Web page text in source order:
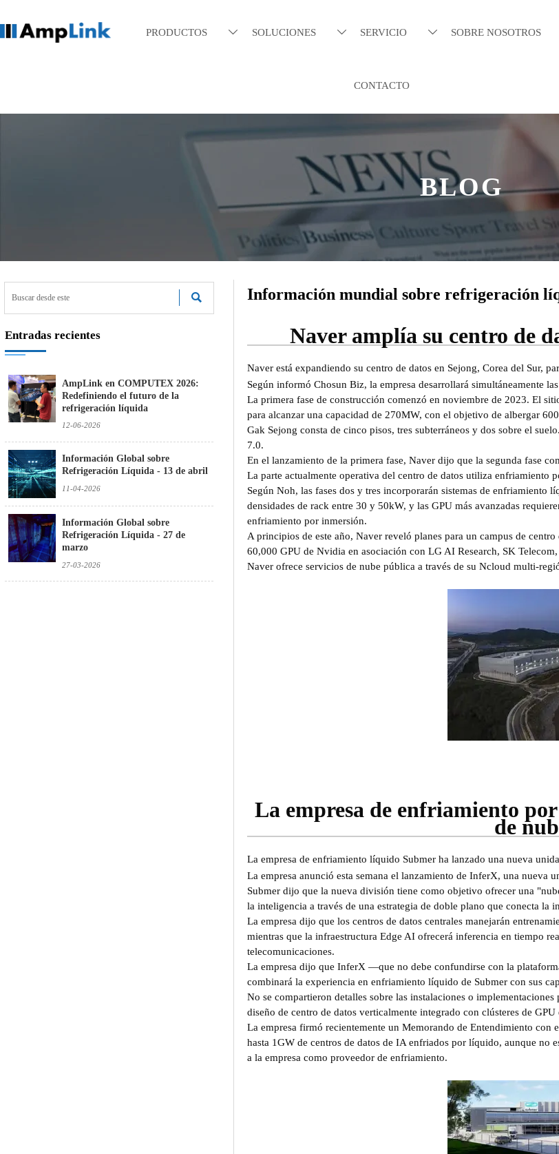
PRODUCTOS  SOLUCIONES  SERVICIO  SOBRE NOSOTROS
CONTACTO
BLOG

Entradas recientes
AmpLink en COMPUTEX 2026:
Redefiniendo el futuro de la
refrigeración líquida
12-06-2026
Información Global sobre
Refrigeración Líquida - 13 de abril
11-04-2026
Información Global sobre
Refrigeración Líquida - 27 de
marzo
27-03-2026
Información mundial sobre refrigeración
Naver amplía su centro de
Naver está expandiendo su centro de datos en Sejong, Corea del Sur,
Según informó Chosun Biz, la empresa desarrollará simultáneamente
La primera fase de construcción comenzó en noviembre de 2023. El
para alcanzar una capacidad de 270MW, con el objetivo de albergar
Gak Sejong consta de cinco pisos, tres subterráneos y dos sobre el
7.0.
En el lanzamiento de la primera fase, Naver dijo que la segunda fase
La parte actualmente operativa del centro de datos utiliza
Según Noh, las fases dos y tres incorporarán sistemas de
densidades de rack entre 30 y 50kW, y las GPU más avanzadas
enfriamiento por inmersión.
A principios de este año, Naver reveló planes para un campus de
60,000 GPU de Nvidia en asociación con LG AI Research, SK
Naver ofrece servicios de nube pública a través de su Ncloud multi-
La empresa de enfriamiento
de
La empresa de enfriamiento líquido Submer ha lanzado una nueva
La empresa anunció esta semana el lanzamiento de InferX, una nueva
Submer dijo que la nueva división tiene como objetivo ofrecer una
la inteligencia a través de una estrategia de doble plano que conecta la
La empresa dijo que los centros de datos centrales manejarán
mientras que la infraestructura Edge AI ofrecerá inferencia en tiempo
telecomunicaciones.
La empresa dijo que InferX —que no debe confundirse con la
combinará la experiencia en enfriamiento líquido de Submer con sus
No se compartieron detalles sobre las instalaciones o
diseño de centro de datos verticalmente integrado con clústeres de
La empresa firmó recientemente un Memorando de Entendimiento
hasta 1GW de centros de datos de IA enfriados por líquido, aunque no
a la empresa como proveedor de enfriamiento.